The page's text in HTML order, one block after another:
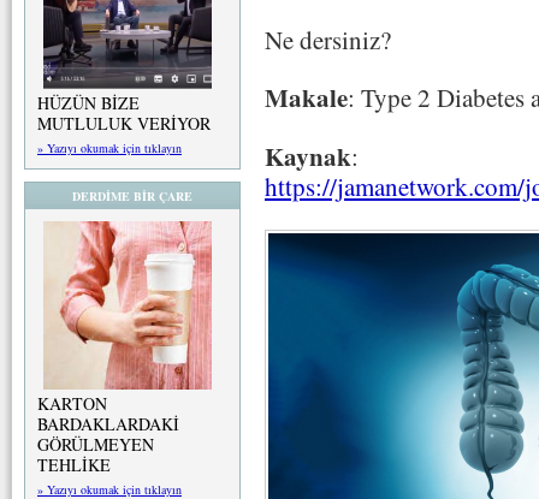
HÜZÜN BİZE
MUTLULUK VERİYOR
» Yazıyı okumak için tıklayın
DERDİME BİR ÇARE
KARTON
BARDAKLARDAKİ
GÖRÜLMEYEN
TEHLİKE
» Yazıyı okumak için tıklayın
Ne dersiniz?
Makale: Type 2 Diabetes
Kaynak:
https://